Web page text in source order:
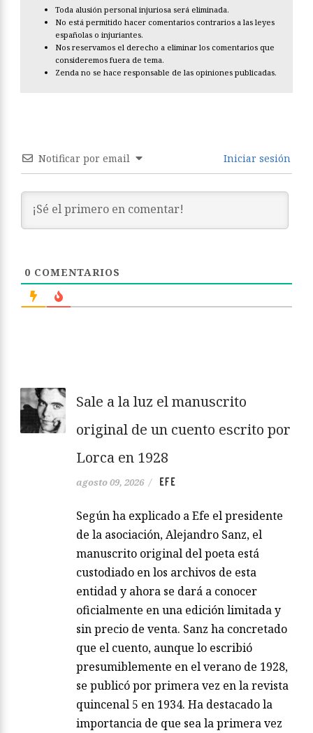
Toda alusión personal injuriosa será eliminada.
No está permitido hacer comentarios contrarios a las leyes
españolas o injuriantes.
Nos reservamos el derecho a eliminar los comentarios que
consideremos fuera de tema.
Zenda no se hace responsable de las opiniones publicadas.
Notificar por email Iniciar sesión
0 COMENTARIOS
Sale a la luz el manuscrito
original de un cuento escrito por
Lorca en 1928
agosto 09, 2026 / EFE
Según ha explicado a Efe el presidente
de la asociación, Alejandro Sanz, el
manuscrito original del poeta está
custodiado en los archivos de esta
entidad y ahora se dará a conocer
oficialmente en una edición limitada y
sin precio de venta. Sanz ha concretado
que el cuento, aunque lo escribió
presumiblemente en el verano de 1928,
se publicó por primera vez en la revista
quincenal 5 en 1934. Ha destacado la
importancia de que sea la primera vez